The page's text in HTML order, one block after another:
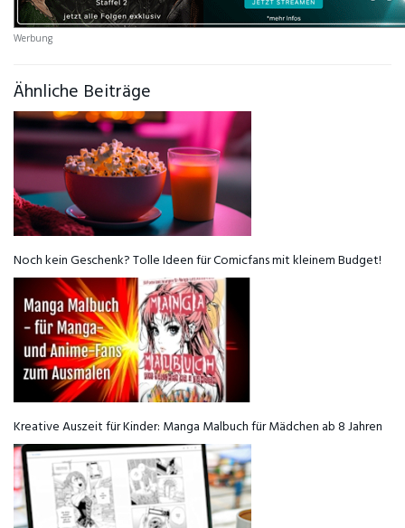
Werbung
Ähnliche Beiträge
Noch kein Geschenk? Tolle Ideen für Comicfans mit kleinem Budget!
Kreative Auszeit für Kinder: Manga Malbuch für Mädchen ab 8 Jahren